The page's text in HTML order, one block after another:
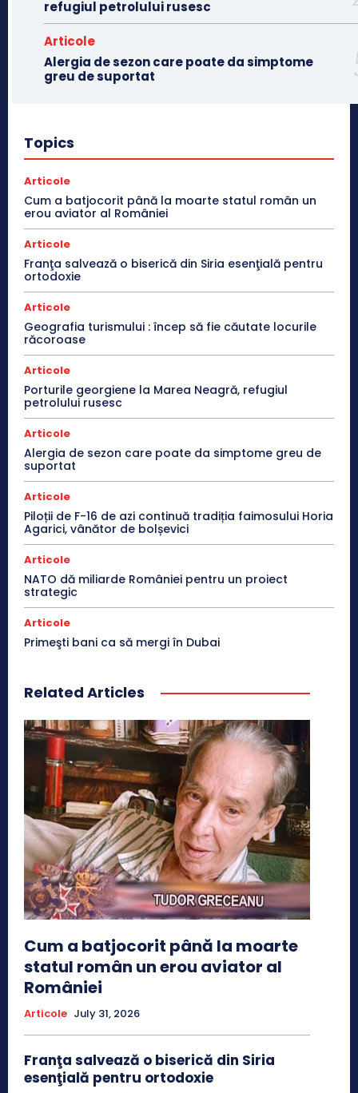
refugiul petrolului rusesc
Articole
Alergia de sezon care poate da simptome
greu de suportat
Topics
Articole
Cum a batjocorit până la moarte statul român un
erou aviator al României
Articole
Franţa salvează o biserică din Siria esenţială pentru
ortodoxie
Articole
Geografia turismului : încep să fie căutate locurile
răcoroase
Articole
Porturile georgiene la Marea Neagră, refugiul
petrolului rusesc
Articole
Alergia de sezon care poate da simptome greu de
suportat
Articole
Piloții de F-16 de azi continuă tradiția faimosului Horia
Agarici, vânător de bolșevici
Articole
NATO dă miliarde României pentru un proiect
strategic
Articole
Primeşti bani ca să mergi în Dubai
Related Articles
Cum a batjocorit până la moarte
statul român un erou aviator al
României
Articole July 31, 2026
Franţa salvează o biserică din Siria
esenţială pentru ortodoxie